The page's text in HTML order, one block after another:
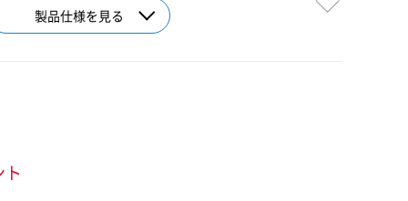
製品仕様を見る